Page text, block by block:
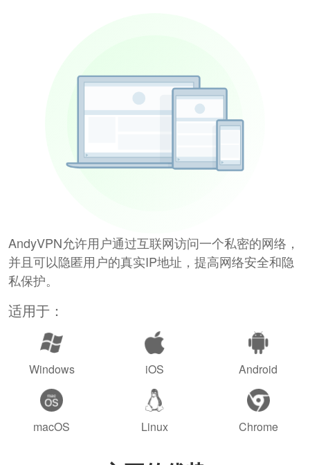
AndyVPN允许用户通过互联网访问一个私密的网络，
并且可以隐匿用户的真实IP地址，提高网络安全和隐
私保护。
适用于：
Windows iOS Android
macOS Linux Chrome